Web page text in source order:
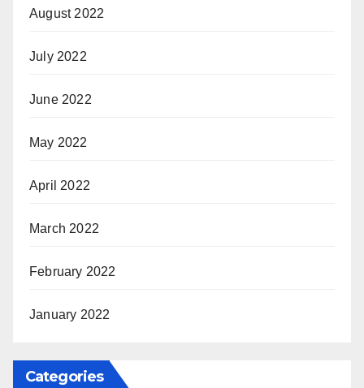
August 2022
July 2022
June 2022
May 2022
April 2022
March 2022
February 2022
January 2022
Categories